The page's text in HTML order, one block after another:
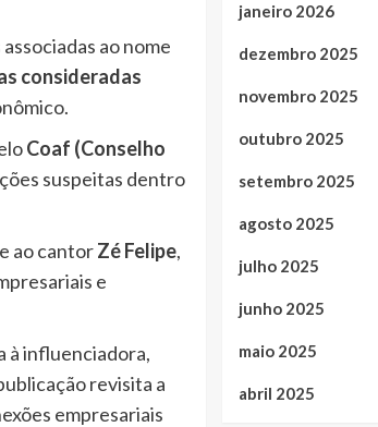
ao nome
consideradas
Coaf (Conselho
suspeitas dentro
ao cantorZé Felipe,
e
à influenciadora,
revisita a
empresariais
janeiro 2026
dezembro 2025
novembro 2025
outubro 2025
setembro 2025
agosto 2025
julho 2025
junho 2025
maio 2025
abril 2025